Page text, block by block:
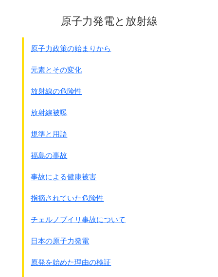
陸戦条約(陸戦の法規及び慣例に関する条約)、
紛争海戦条約、
国際紛争平和的処理条約・・・等を含みます。
翌年公布されています。
その中の陸戦条約に
自然発生のゲリラに付いては
国際法違反ではないと主張する人達がいます。
どのように書いてあるのかを見てみます。
その内容を主とします。
読者から指摘されましたので、
付属書の規則に書かれています。
原子力発電と放射線
原子力政策の始まりから
元素とその変化
放射線の危険性
放射線被曝
規準と用語
福島の事故
事故による健康被害
指摘されていた危険性
チェルノブイリ事故について
日本の原子力発電
原発を始めた理由の検証